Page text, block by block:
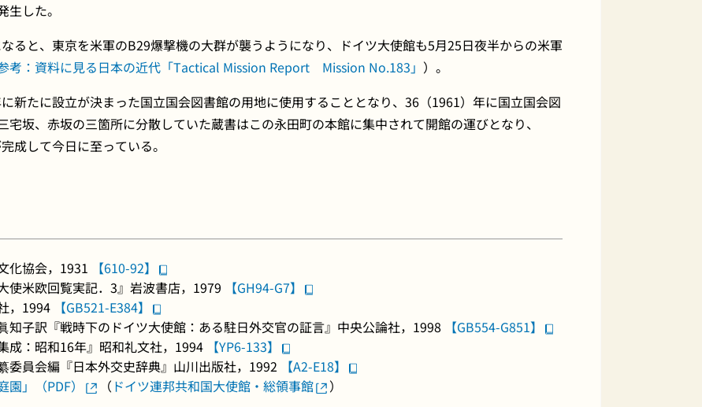
した。
ると、東京を米軍のB29爆撃機の大群が襲うようになり、ドイツ大使館も5月25日夜半からの米軍
考：資料に見る日本の近代「Tactical Mission Report Mission No.183」 ）。
新たに設立が決まった国立国会図書館の用地に使用することとなり、36（1961）年に国立国会図
坂、赤坂の三箇所に分散していた蔵書はこの永田町の本館に集中されて開館の運びとなり、
成して今日に至っている。
化協会，1931
【610-92】
使米欧回覧実記．3』岩波書店，1979
【GH94-G7】
，1994 【GB521-E384】
知子訳『戦時下のドイツ大使館：ある駐日外交官の証言』中央公論社，1998
【GB554-G851】
成：昭和16年』昭和礼文社，1994 【YP6-133】
委員会編『日本外交史辞典』山川出版社，1992
【A2-E18】
」（PDF）
（ ドイツ連邦共和国大使館・総領事館
）